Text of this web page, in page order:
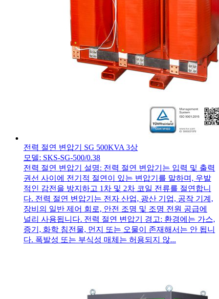
전력 절연 변압기 SG 500KVA 3상
모델: SKS-SG-500/0.38
전력 절연 변압기 설명: 전력 절연 변압기는 입력 및 출력
권선 사이에 전기적 절연이 있는 변압기를 말하며, 우발
적인 감전을 방지하고 1차 및 2차 코일 전류를 절연합니
다. 전력 절연 변압기는 전자 산업, 광산 기업, 공작 기계,
장비의 일반 제어 회로, 안전 조명 및 조명 전원 공급에
널리 사용됩니다. 전력 절연 변압기 경고: 환경에는 가스,
증기, 화학 침전물, 먼지 또는 오물이 존재해서는 안 됩니
다. 폭발성 또는 부식성 매체는 허용되지 않...